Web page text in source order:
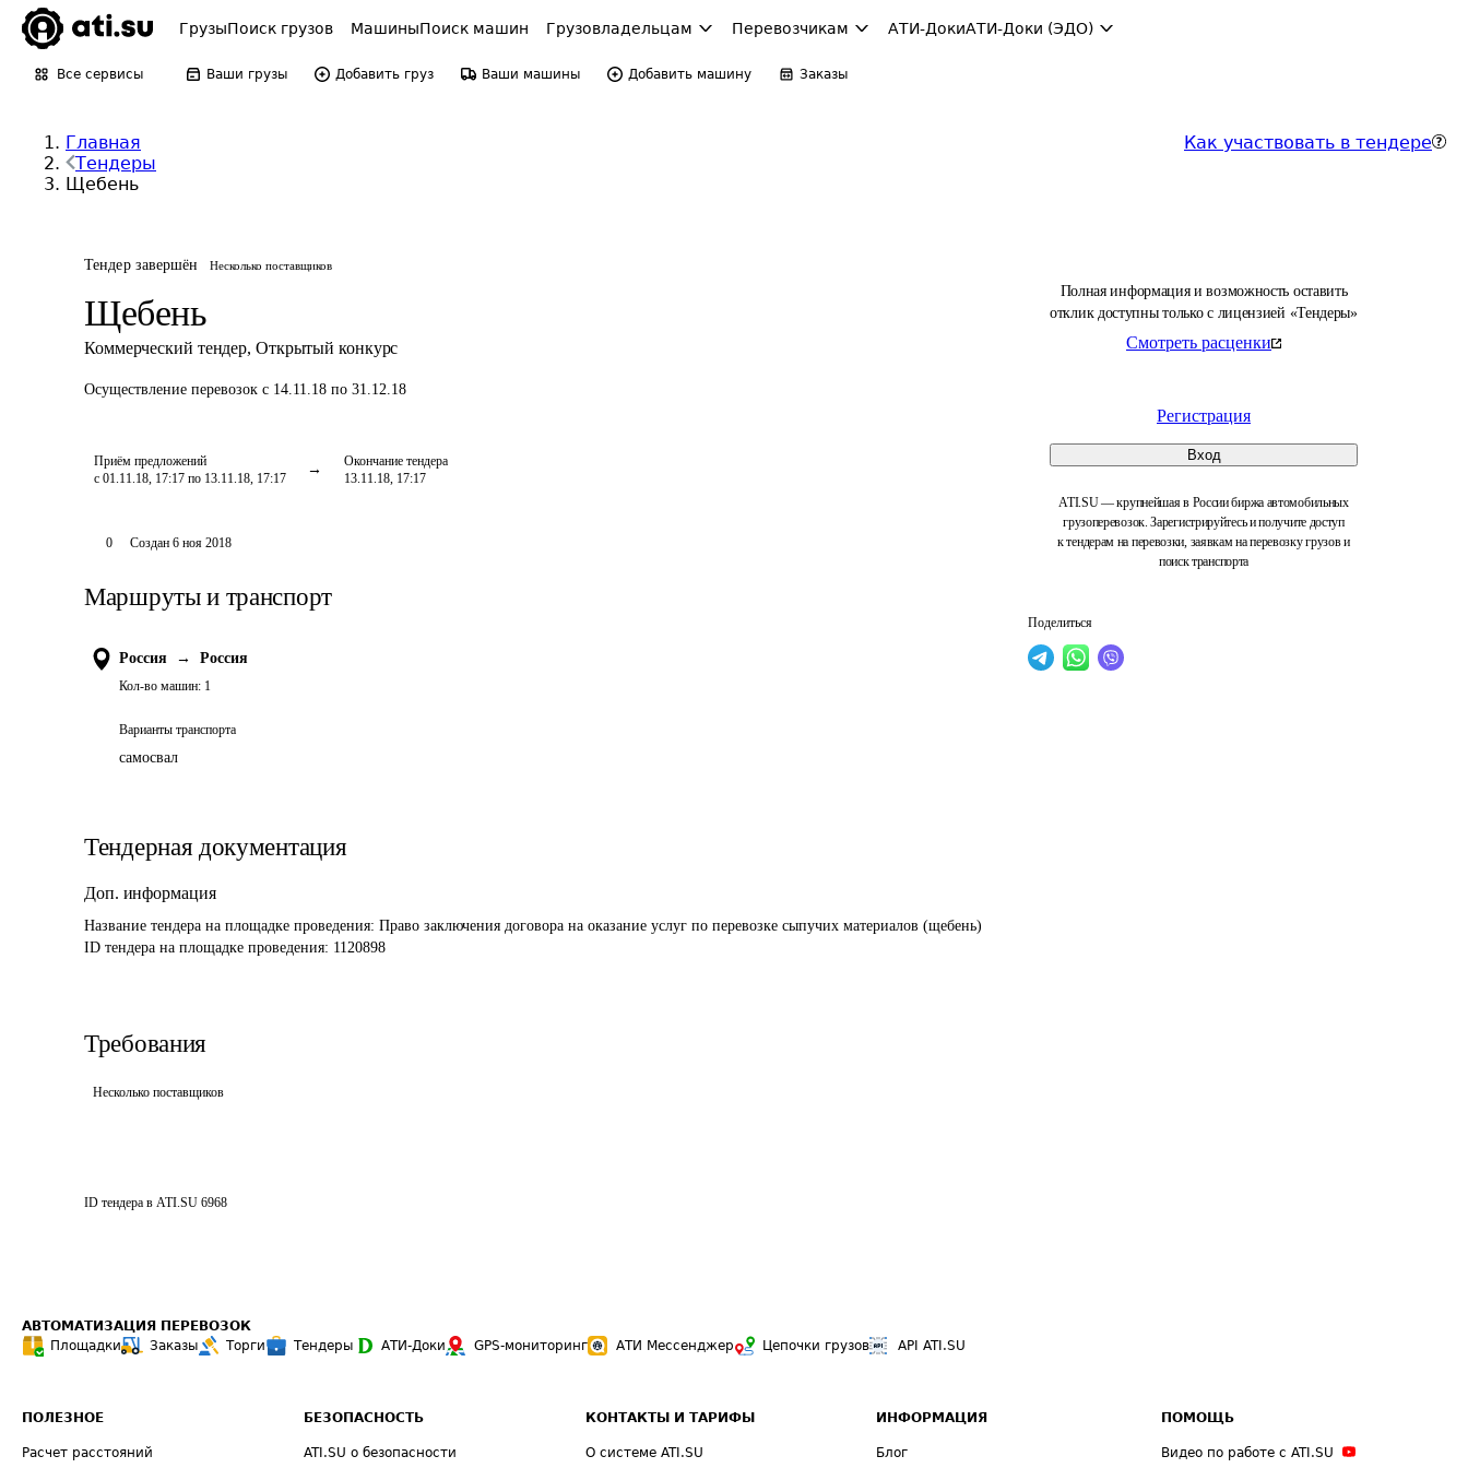
ГрузыПоиск грузов МашиныПоиск машин Грузовладельцам Перевозчикам АТИ-ДокиАТИ-Доки (ЭДО)
Все сервисы Ваши грузы Добавить груз Ваши машины Добавить машину Заказы
Главная
Тендеры
Щебень
Как участвовать в тендере
Тендер завершён Несколько поставщиков
Щебень
Коммерческий тендер, Открытый конкурс
Осуществление перевозок с 14.11.18 по 31.12.18
Приём предложений
с 01.11.18, 17:17 по 13.11.18, 17:17
Окончание тендера
13.11.18, 17:17
Полная информация и возможность оставить
отклик доступны только с лицензией «Тендеры»
Смотреть расценки
Регистрация
Вход
ATI.SU — крупнейшая в России биржа автомобильных
грузоперевозок. Зарегистрируйтесь и получите доступ
к тендерам на перевозки, заявкам на перевозку грузов и
поиск транспорта
Поделиться
0 Создан 6 ноя 2018
Маршруты и транспорт
Россия → Россия
Кол-во машин: 1
Варианты транспорта
самосвал
Тендерная документация
Доп. информация
Название тендера на площадке проведения: Право заключения договора на оказание услуг по перевозке сыпучих материалов (щебень)
ID тендера на площадке проведения: 1120898
Требования
Несколько поставщиков
ID тендера в ATI.SU 6968
АВТОМАТИЗАЦИЯ ПЕРЕВОЗОК
Площадки
Заказы Торги Тендеры АТИ-Доки GPS-мониторинг АТИ Мессенджер Цепочки грузов API ATI.SU
ПОЛЕЗНОЕ
Расчет расстояний
БЕЗОПАСНОСТЬ
ATI.SU о безопасности
КОНТАКТЫ И ТАРИФЫ
О системе ATI.SU
ИНФОРМАЦИЯ
Блог
ПОМОЩЬ
Видео по работе с ATI.SU